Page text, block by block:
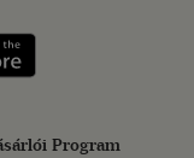
meg: Google
Program